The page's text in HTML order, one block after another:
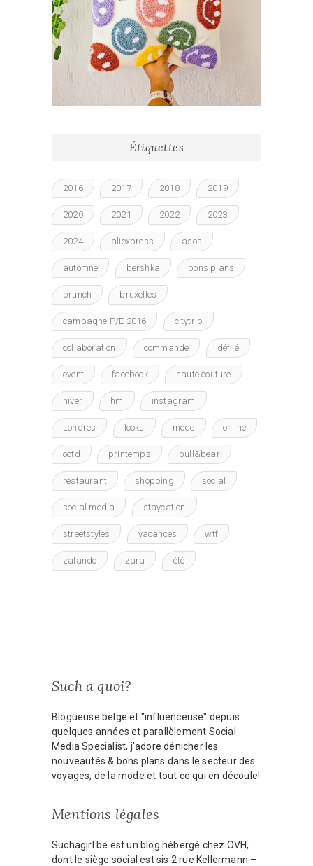
Étiquettes
2016 2017 2018 2019
2020 2021 2022 2023
2024 aliexpress asos
automne bershka bons plans
brunch bruxelles
campagne P/E 2016 citytrip
collaboration commande défilé
event facebook haute couture
hiver hm instagram
Londres looks mode online
ootd printemps pull&bear
restaurant shopping social
social media staycation
streetstyles vacances wtf
zalando zara été
Such a quoi?
Blogueuse belge et "influenceuse" depuis
quelques années et parallèlement Social
Media Specialist, j'adore dénicher les
nouveautés & bons plans dans le secteur des
voyages, de la mode et tout ce qui en découle!
Mentions légales
Suchagirl.be est un blog hébergé chez OVH,
dont le siège social est sis 2 rue Kellermann –